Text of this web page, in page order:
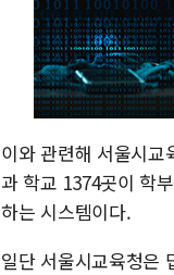
이와 관련해 서울시
과 학교 1374곳이 학
하는 시스템이다.
일단 서울시교육청은